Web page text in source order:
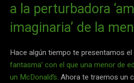
a la perturbadora
imaginaria’ de la
Hace algún tiempo te presentamos
fantasma’ con el que una menor de
un McDonald’s. Ahora te traemos un